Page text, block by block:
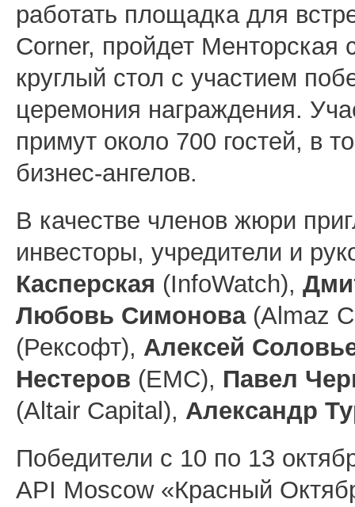
работать площадка для
Corner, пройдет Менторская
круглый стол с участием
церемония награждения.
примут около 700 гостей, в
бизнес-ангелов.
В качестве членов жюри
инвесторы, учредители и
Касперская (InfoWatch),
Любовь Симонова(Almaz
(Рексофт), Алексей
Нестеров (ЕМС), Павел
(Altair Capital), Александр
Победители с 10 по 13
API Moscow «Красный